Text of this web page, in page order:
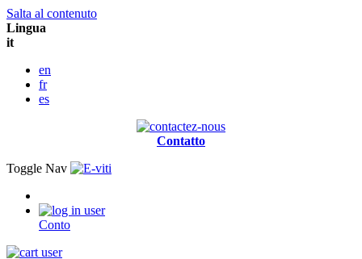
Salta al contenuto
Lingua
it
en
fr
es
Contatto
Toggle Nav
Conto